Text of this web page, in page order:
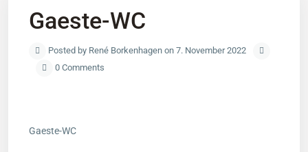
Gaeste-WC
Posted by René Borkenhagen on 7. November 2022
0 Comments
Gaeste-WC